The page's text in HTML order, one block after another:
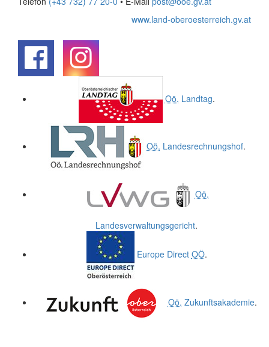
www.land-oberoesterreich.gv.at
Oö. Landtag.
Oö. Landesrechnungshof.
Oö.
Landesverwaltungsgericht.
Europe Direct OÖ.
Oö. Zukunftsakademie.